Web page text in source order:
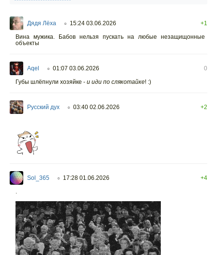
Дядя Лёха ○ 15:24 03.06.2026
+1
Вина мужика. Бабов нельзя пускать на любые незащищонные
объекты
Aqel ○ 01:07 03.06.2026
0
Губы шлёпнули хозяйке - и иди по слякотайке! :)
Русский дух ○ 03:40 02.06.2026 +2
Sol_365 ○ 17:28 01.06.2026
+4